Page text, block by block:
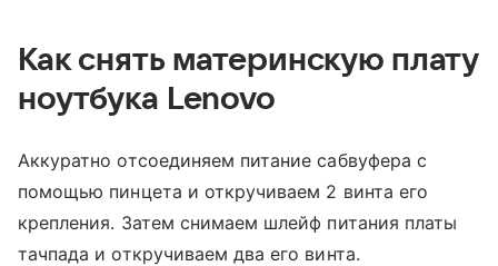
Как снять материнскую плату
ноутбука Lenovo
Аккуратно отсоединяем питание сабвуфера с
помощью пинцета и откручиваем 2 винта его
крепления. Затем снимаем шлейф питания платы
тачпада и откручиваем два его винта.